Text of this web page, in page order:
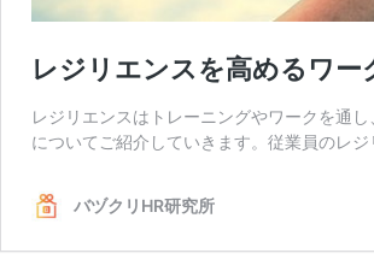
レジリエンスを高めるワー
レジリエンスはトレーニングやワークを通
についてご紹介していきます。従業員のレ
バヅクリHR研究所